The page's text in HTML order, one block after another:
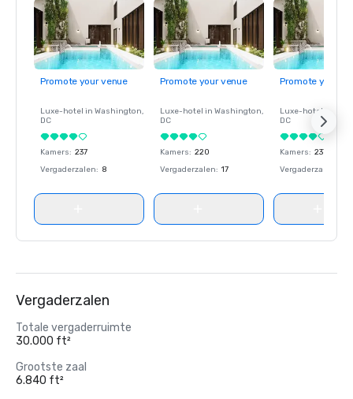
Promote your venue
Luxe-hotel in Washington,
DC
Kamers: 237
Vergaderzalen: 8
Promote your venue
Luxe-hotel in Washington,
DC
Kamers: 220
Vergaderzalen: 17
Promote your
Luxe-hotel in
DC
Kamers: 237
Vergaderzalen
Vergaderzalen
Totale vergaderruimte
30.000 ft²
Grootste zaal
6.840 ft²